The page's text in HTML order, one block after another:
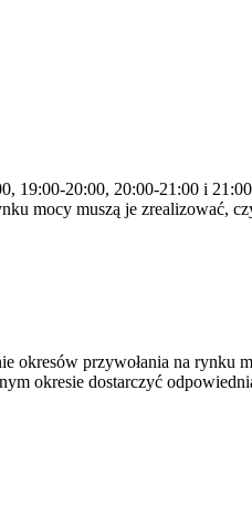
19:00-20:00, 20:00-21:00 i
mocy muszą je zrealizować,
okresów przywołania na rynku
okresie dostarczyć